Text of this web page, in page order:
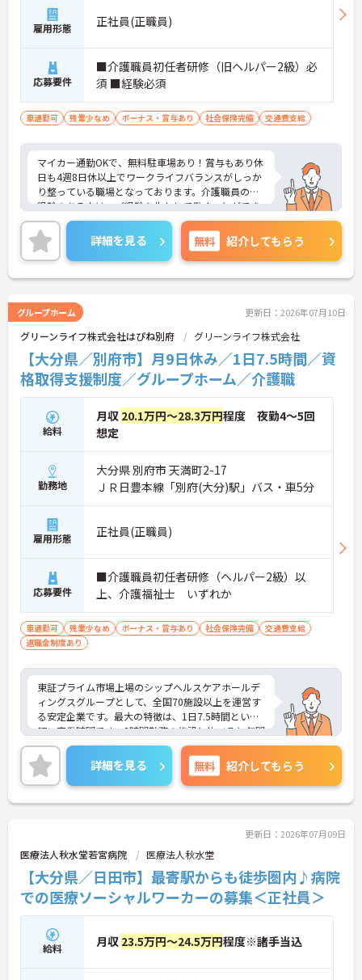
雇用形態 正社員(正職員)
応募要件
■介護職員初任者研修（旧ヘルパー2級）必
須 ■経験必須
車通勤可 残業少なめ ボーナス・賞与あり 社会保険完備 交通費支給
マイカー通勤OKで、無料駐車場あり！賞与もあり休
日も4週8日休以上でワークライフバランスがしっか
り整っている職場となっております。介護職員のご
経験のある方は、ご経験を生かして働くことができ
ます。ご興味のある方はご面接ポイントお伝えしま
すのでご気軽にお問い合わせください。
詳細を見る 無料 紹介してもらう
グループホーム 更新日：2026年07月10日
グリーンライフ株式会社はぴね別府 グリーンライフ株式会社
【大分県／別府市】月9日休み／1日7.5時間／資
格取得支援制度／グループホーム／介護職
給料
月収 20.1万円～28.3万円程度 夜勤4～5回
想定
勤務地
大分県 別府市 天満町2-17
ＪＲ日豊本線「別府(大分)駅」バス・車5分
雇用形態 正社員(正職員)
応募要件
■介護職員初任者研修（ヘルパー2級）以
上、介護福祉士 いずれか
車通勤可 残業少なめ ボーナス・賞与あり 社会保険完備
交通費支給
退職金制度あり
東証プライム市場上場のシップヘルスケアホールデ
ィングスグループとして、全国70施設以上を運営す
る安定企業です。最大の特徴は、1日7.5時間という
短い実働時間です。8時間勤務の施設と比べると年間
で約17日分も勤務時間が短く、実質124日相当の休
日と同等のプライベート時間を確保できます。月の
平均残業時間も10時間以下と少なく、有給休暇も取
得しやすい環境が整っています。賞与は年2回（職能
給3.0ヶ月分）の支給実績があり、3年・5年・10年
階層別の研修や介護福祉士の資格取得支援制度も充
実しており、温かい雰囲気の中で働きながら確かな
キャリアを築きたい有資格者の方に自信を持ってお
すすめできる職場です。
★おすすめPOINT★
【実質的な休日が多くプライベートが充実します】
・1日の実働時間が7.5時間と短く設定されていま
す！8時間勤務と比較して実質124日相当の休日と同
詳細を見る 無料 紹介してもらう
更新日：2026年07月09日
医療法人秋水堂若宮病院 医療法人秋水堂
【大分県／日田市】最寄駅からも徒歩圏内♪病院
での医療ソーシャルワーカーの募集＜正社員＞
給料 月収 23.5万円～24.5万円程度※諸手当込